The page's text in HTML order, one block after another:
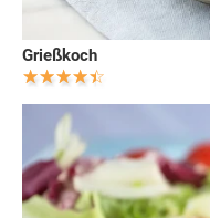
Grießkoch